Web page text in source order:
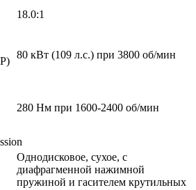
18.0:1
80 кВт (109 л.с.) при 3800 об/мин
280 Нм при 1600-2400 об/мин
Однодисковое, сухое, с
диафрагменной нажимной
пружиной и гасителем крутильных